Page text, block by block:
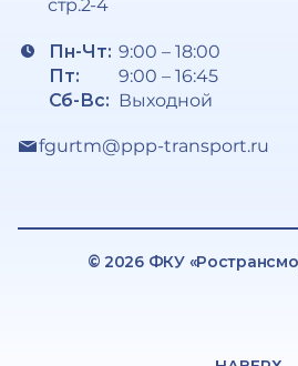
стр.2-4
Пн-Чт:
Пт:
Сб-Вс:
9:00 – 18:00
9:00 – 16:45
Выходной
fgurtm@ppp-transport.ru
© 2026 ФКУ